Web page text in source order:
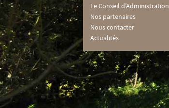
Le Conseil d’Administration
Nos partenaires
Nous contacter
Actualités